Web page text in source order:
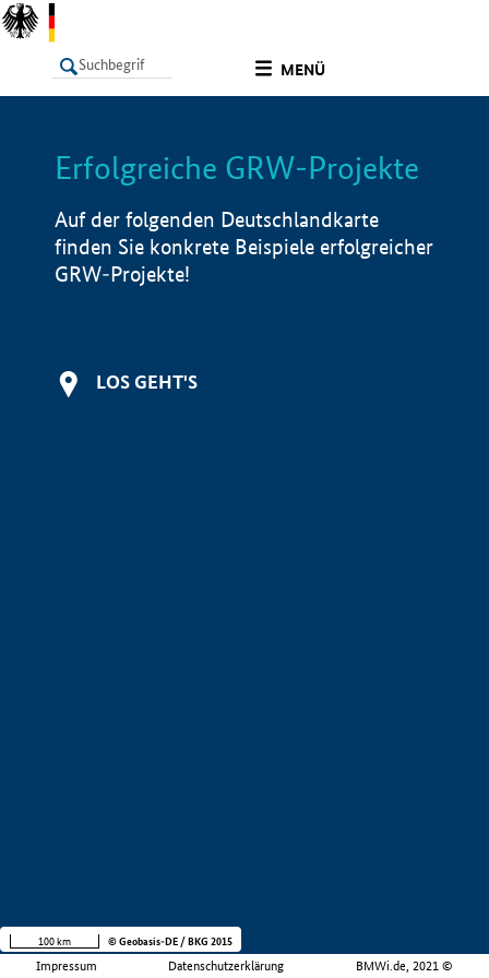
MENÜ
LISTE Info
Erfolgreiche GRW-Projekte
Auf der folgenden Deutschlandkarte
finden Sie konkrete Beispiele erfolgreicher
GRW-Projekte!
LOS GEHT'S
Impressum Datenschutzerklärung BMWi.de, 2021 ©
100 km © Geobasis-DE / BKG 2015